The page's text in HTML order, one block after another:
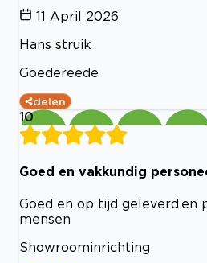
11 April 2026
Hans struik
Goedereede
delen
10
Goed en vakkundig
Goed en op tijd geleverd.en
mensen
Showroominrichting